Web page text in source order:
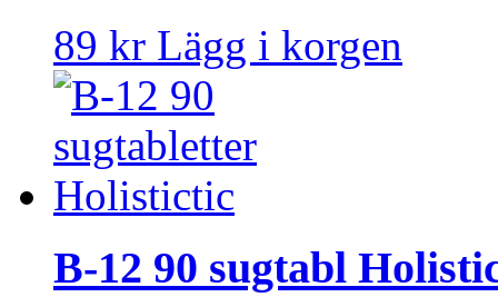
89 kr Lägg i korgen
B-12 90 sugtabl